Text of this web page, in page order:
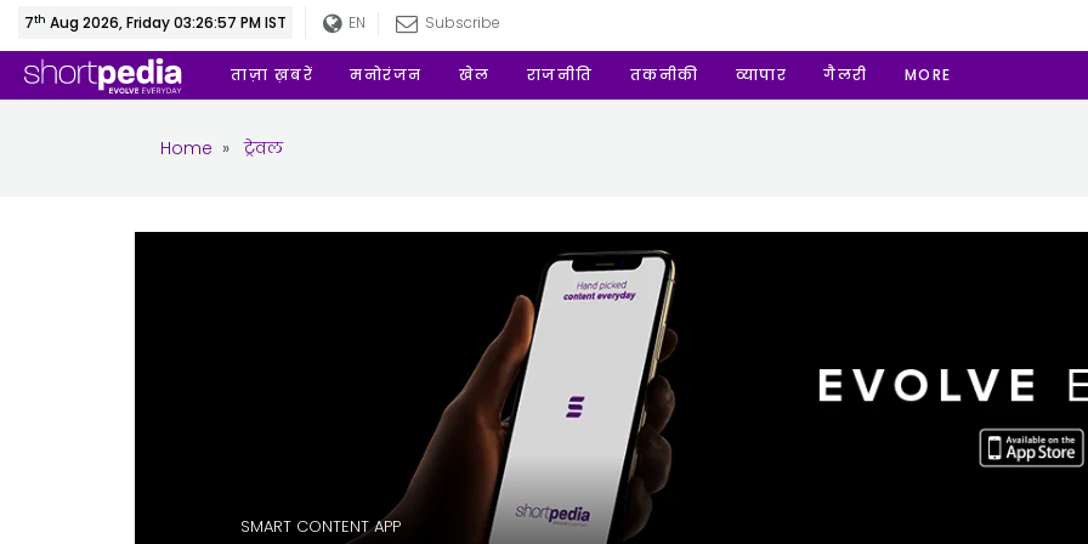
7th Aug 2026, Friday 03:26:58 PM IST EN Subscribe
ताज़ा ख़बरें मनोरंजन खेल राजनीति तकनीकी व्यापार गैलरी MORE
Home » ट्रेवल
SMART CONTENT APP